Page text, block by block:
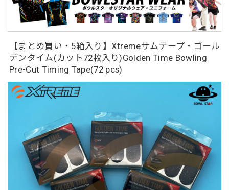
【まとめ買い・5箱入り】Xtremeサムテープ・ゴール
デンタイム(カット72枚入り)Golden Time Bowling
Pre-Cut Timing Tape(72 pcs)